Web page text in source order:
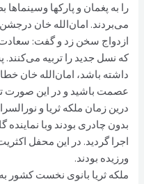
را به پغمان و پارکها
ازدواج سخن زد و گفت:
که نسل جديد را تربيه
داشته باشد، امان‌الله خان
عصمت باشيد و در اين صورت
درین زمان ملکه ثريا و
بدون چادرى بودند وبا
اجرا گرديد. در اين محفل
ورزيده بودند.
ملکه ثریا بانوی نخست کشور